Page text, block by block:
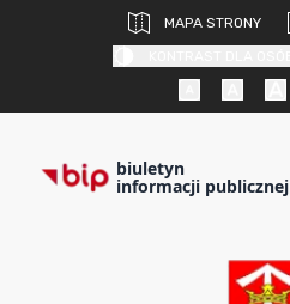
MAPA STRONY
biuletyn
informacji publicznej